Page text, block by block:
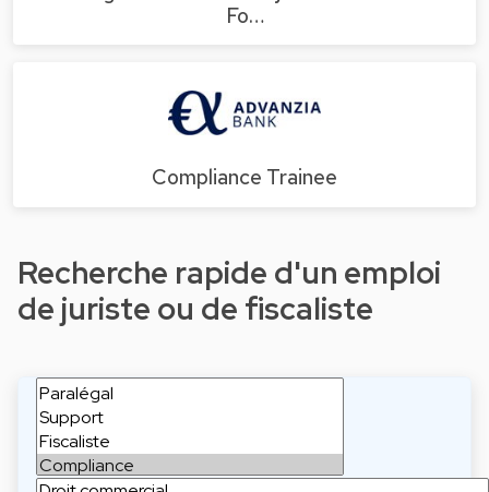
Fo…
Compliance Trainee
Recherche rapide d'un emploi
de juriste ou de fiscaliste